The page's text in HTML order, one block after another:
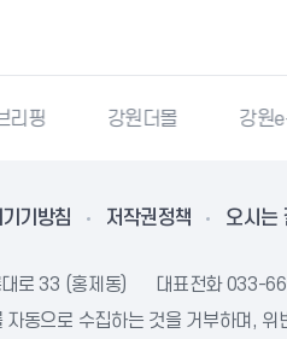
강원e-배움터 강릉
기방침 저작권정책 오시는
로 33 (홍제동) 대표전화 033-
동으로 수집하는 것을 거부하며,